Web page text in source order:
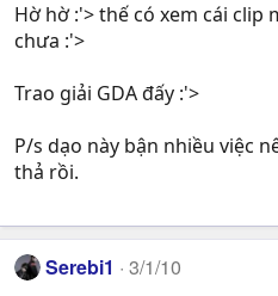
Hờ hờ :'> thế có xem cái clip
chưa :'>
Trao giải GDA đấy :'>
P/s dạo này bận nhiều việc
thả rồi.
Serebi1 3/1/10